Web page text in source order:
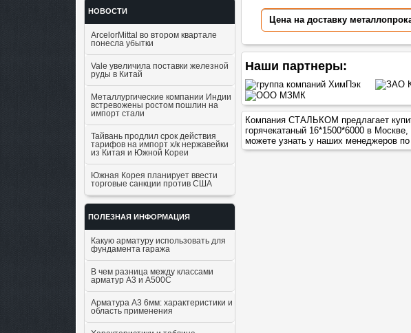
НОВОСТИ
ArcelorMittal во втором квартале
понесла убытки
Vale увеличила поставки железной
руды в Китай
Металлургические компании Индии
встревожены ростом пошлин на
импорт стали
Тайвань продлил срок действия
тарифов на импорт х/к нержавейки
из Китая и Южной Кореи
Южная Корея планирует ввести
торговые санкции против США
ПОЛЕЗНАЯ ИНФОРМАЦИЯ
Какую арматуру использовать для
фундамента гаража
В чем разница между классами
арматур А3 и А500С
Арматура А3 6мм: характеристики и
область применения
Цена на доставку
Наши партнеры:
Компания СТАЛЬКОМ предлагает
горячекатаный 16*1500*6000 в Москве,
можете узнать у наших менеджеров